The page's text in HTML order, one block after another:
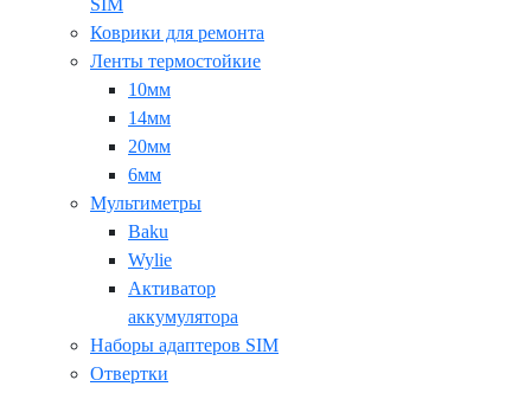
SIM
Коврики для ремонта
Ленты термостойкие
10мм
14мм
20мм
6мм
Мультиметры
Baku
Wylie
Активатор
аккумулятора
Наборы адаптеров SIM
Отвертки